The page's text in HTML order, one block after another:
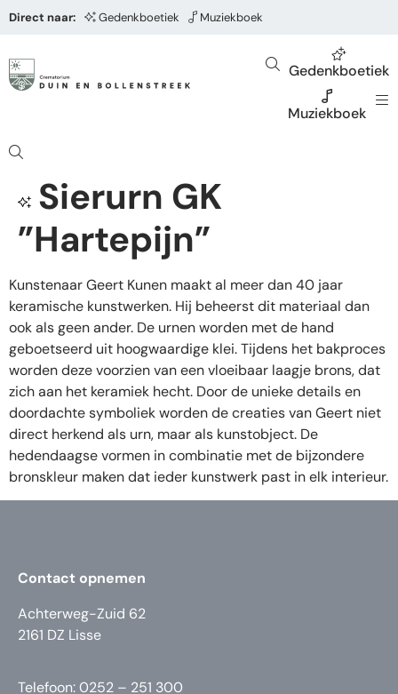
Direct naar: Gedenkboetiek Muziekboek
Gedenkboetiek
Muziekboek
Sierurn GK
”Hartepijn”
Kunstenaar Geert Kunen maakt al meer dan 40 jaar
keramische kunstwerken. Hij beheerst dit materiaal dan
ook als geen ander. De urnen worden met de hand
geboetseerd uit hoogwaardige klei. Tijdens het bakproces
worden deze voorzien van een vloeibaar laagje brons, dat
zich aan het keramiek hecht. Door de unieke details en
doordachte symboliek worden de creaties van Geert niet
direct herkend als urn, maar als kunstobject. De
hedendaagse vormen in combinatie met de bijzondere
bronskleur maken dat ieder kunstwerk past in elk interieur.
Contact opnemen
Achterweg-Zuid 62
2161 DZ Lisse
Telefoon: 0252 – 251 300